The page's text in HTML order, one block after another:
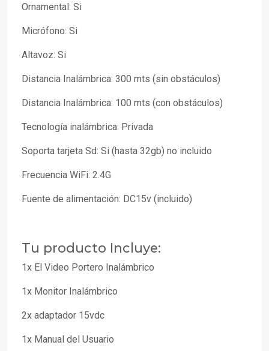
Ornamental: Si
Micrófono: Si
Altavoz: Si
Distancia Inalámbrica: 300 mts (sin obstáculos)
Distancia Inalámbrica: 100 mts (con obstáculos)
Tecnología inalámbrica: Privada
Soporta tarjeta Sd: Si (hasta 32gb) no incluido
Frecuencia WiFi: 2.4G
Fuente de alimentación: DC15v (incluido)
Tu producto Incluye:
1x El Video Portero Inalámbrico
1x Monitor Inalámbrico
2x adaptador 15vdc
1x Manual del Usuario